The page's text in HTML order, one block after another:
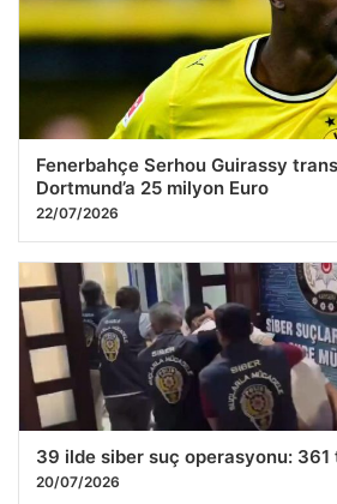
Fenerbahçe Serhou Guirassy
Dortmund’a 25 milyon Euro
22/07/2026
39 ilde siber suç operasyonu:
20/07/2026